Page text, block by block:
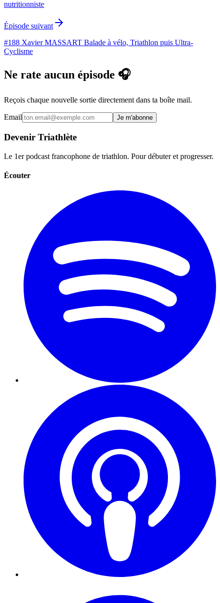
nutritionniste
Épisode suivant
#188 Xavier MASSART Balade à vélo, Triathlon puis Ultra-
Cyclisme
Ne rate aucun épisode 🎧
Reçois chaque nouvelle sortie directement dans ta boîte mail.
Email Je m'abonne
Devenir Triathlète
Le 1er podcast francophone de triathlon. Pour débuter et progresser.
Écouter